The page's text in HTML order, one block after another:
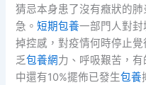
猜忌本身患了沒有癥狀的
急。短期包養一部門人對
掉控感，對疫情何時停止
乏包養網力、呼吸艱苦，
中還有10%擺佈已發生包養